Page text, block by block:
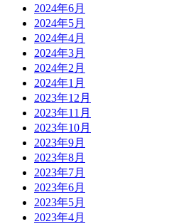
2024年6月
2024年5月
2024年4月
2024年3月
2024年2月
2024年1月
2023年12月
2023年11月
2023年10月
2023年9月
2023年8月
2023年7月
2023年6月
2023年5月
2023年4月